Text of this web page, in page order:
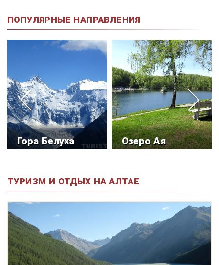
ПОПУЛЯРНЫЕ НАПРАВЛЕНИЯ
Гора Белуха Озеро Ая
ТУРИЗМ И ОТДЫХ НА АЛТАЕ